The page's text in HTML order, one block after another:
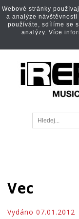
Vec
Vydáno 07.01.2012
Webové stránky
a analýze
používáte, sdílíme se
analýzy. Více